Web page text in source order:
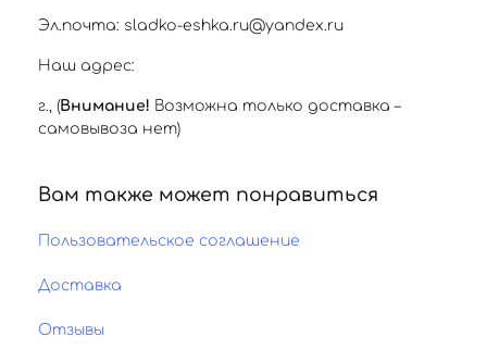
Эл.почта: sladko-eshka.ru@yandex.ru
Наш адрес:
г. , (Внимание! Возможна только доставка –
самовывоза нет)
Вам также может понравиться
Пользовательское соглашение
Доставка
Отзывы